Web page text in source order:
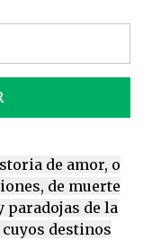
de amor, o
de muerte
paradojas de la
destinos